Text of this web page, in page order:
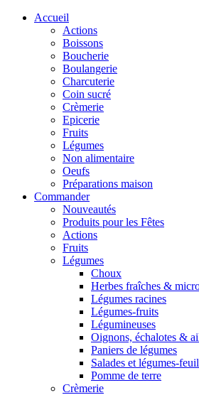
Accueil
Actions
Boissons
Boucherie
Boulangerie
Charcuterie
Coin sucré
Crèmerie
Epicerie
Fruits
Légumes
Non alimentaire
Oeufs
Préparations maison
Commander
Nouveautés
Produits pour les Fêtes
Actions
Fruits
Légumes
Choux
Herbes fraîches &
Légumes racines
Légumes-fruits
Légumineuses
Oignons, échalotes &
Paniers de légumes
Salades et légumes-
Pomme de terre
Crèmerie